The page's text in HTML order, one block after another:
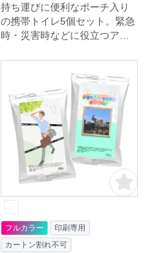
持ち運びに便利なポーチ入り
の携帯トイレ5個セット。緊急
時・災害時などに役立つアイ
フルカラー
印刷専用
カートン割れ不可